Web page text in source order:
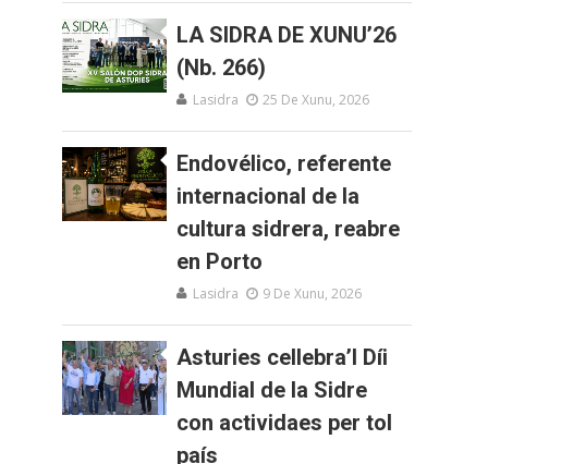
LA SIDRA DE XUNU’26
(Nb. 266)
Lasidra 25 De Xunu, 2026
Endovélico, referente
internacional de la
cultura sidrera, reabre
en Porto
Lasidra 9 De Xunu, 2026
Asturies cellebra’l Díi
Mundial de la Sidre
con actividaes per tol
país